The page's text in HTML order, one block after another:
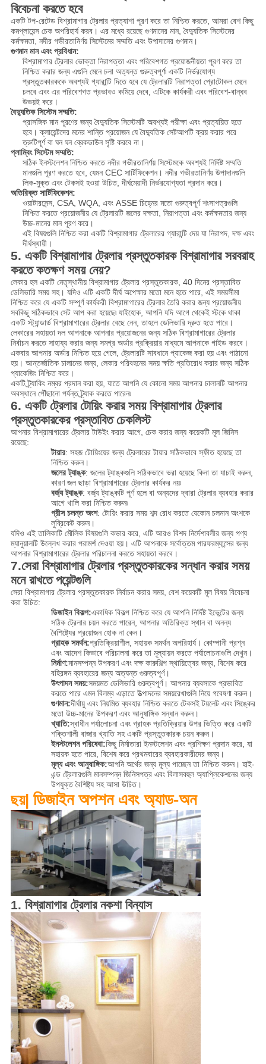
বিবেচনা করতে হবে
একটি টপ-রেটেড বিশ্রামাগার ট্রেলার প্রত্যাশা পূরণ করে তা নিশ্চিত করতে, আমরা বেশ কিছু
কমপ্লায়েন্স চেক অপরিহার্য করব। এর মধ্যে রয়েছে গুণমানের মান, বৈদ্যুতিক সিস্টেমের
কর্মক্ষমতা, নদীর গভীরতানির্ণয় সিস্টেমের সম্মতি এবং উপাদানের গুণমান।
গুণমান মান এবং প্রবিধান:
বিশ্রামাগার ট্রেলার ভোক্তা নিরাপত্তা এবং পরিবেশগত প্রয়োজনীয়তা পূরণ করে তা
নিশ্চিত করার জন্য এগুলি মেনে চলা অত্যন্ত গুরুত্বপূর্ণ৷ একটি নির্ভরযোগ্য
প্রস্তুতকারককে অবশ্যই গ্যারান্টি দিতে হবে যে ট্রেলারটি নিরাপত্তা প্রোটোকল মেনে
চলবে এবং এর পরিবেশগত প্রভাবও কমিয়ে দেবে, এটিকে কার্যকরী এবং পরিবেশ-বান্ধব
উভয়ই করে।
বৈদ্যুতিক সিস্টেম সম্মতি:
প্রাসঙ্গিক মান পূরণের জন্য বৈদ্যুতিক সিস্টেমটি অবশ্যই পরীক্ষা এবং প্রত্যয়িত হতে
হবে। ক্লায়েন্টদের মনের শান্তি প্রয়োজন যে বৈদ্যুতিক সেটআপটি ক্রয় করার পরে
ত্রুটিপূর্ণ বা ঘন ঘন ব্রেকডাউন সৃষ্টি করবে না।
প্লাম্বিং সিস্টেম সম্মতি:
সঠিক ইনস্টলেশন নিশ্চিত করতে নদীর গভীরতানির্ণয় সিস্টেমকে অবশ্যই নির্দিষ্ট সম্মতি
মানগুলি পূরণ করতে হবে, যেমন CEC সার্টিফিকেশন। নদীর গভীরতানির্ণয় উপাদানগুলি
লিক-মুক্ত এবং টেকসই হওয়া উচিত, দীর্ঘমেয়াদী নির্ভরযোগ্যতা প্রদান করে।
অতিরিক্ত সার্টিফিকেশন:
ওয়াটারসেন্স, CSA, WQA, এবং ASSE চিহ্নের মতো গুরুত্বপূর্ণ শংসাপত্রগুলি
নিশ্চিত করতে প্রয়োজনীয় যে ট্রেলারটি জলের দক্ষতা, নিরাপত্তা এবং কর্মক্ষমতার জন্য
উচ্চ-মানের মান পূরণ করে।
এই বিষয়গুলি নিশ্চিত করা একটি বিশ্রামাগার ট্রেলারের গ্যারান্টি দেয় যা নিরাপদ, দক্ষ এবং
দীর্ঘস্থায়ী।
5. একটি বিশ্রামাগার ট্রেলার প্রস্তুতকারক বিশ্রামাগার সরবরাহ
করতে কতক্ষণ সময় নেয়?
লেকার হল একটি নেতৃস্থানীয় বিশ্রামাগার ট্রেলার প্রস্তুতকারক, 40 দিনের প্রস্তাবিত
ডেলিভারি সময় সহ। যদিও এটি একটি দীর্ঘ অপেক্ষার মতো মনে হতে পারে, এই সময়সীমা
নিশ্চিত করে যে একটি সম্পূর্ণ কার্যকরী বিশ্রামাগারের ট্রেলার তৈরি করার জন্য প্রয়োজনীয়
সবকিছু সঠিকভাবে সেট আপ করা হয়েছে৷ যাইহোক, আপনি যদি আগে থেকেই স্টকে থাকা
একটি স্ট্যান্ডার্ড বিশ্রামাগারের ট্রেলার বেছে নেন, তাহলে ডেলিভারি দ্রুত হতে পারে।
লেকারের সহায়তা দল আপনাকে আপনার প্রয়োজনের জন্য সঠিক বিশ্রামাগারের ট্রেলার
নির্বাচন করতে সাহায্য করার জন্য সমগ্র অর্ডার প্রক্রিয়ার মাধ্যমে আপনাকে গাইড করবে।
একবার আপনার অর্ডার নিশ্চিত হয়ে গেলে, ট্রেলারটি সাবধানে প্যাকেজ করা হয় এবং পাঠানো
হয়। আন্তর্জাতিক চালানের জন্য, লেকার পরিবহনের সময় ক্ষতি প্রতিরোধ করার জন্য সঠিক
প্যাকেজিং নিশ্চিত করে।
একটি ট্র্যাকিং নম্বর প্রদান করা হয়, যাতে আপনি যে কোনো সময় আপনার চালানটি আপনার
অবস্থানে পৌঁছানো পর্যন্ত ট্র্যাক করতে পারেন৷
6. একটি ট্রেলার টোয়িং করার সময় বিশ্রামাগার ট্রেলার
প্রস্তুতকারকের প্রস্তাবিত চেকলিস্ট
আপনার বিশ্রামাগারের ট্রেলার টাউইং করার আগে, চেক করার জন্য কয়েকটি মূল জিনিস
রয়েছে:
টায়ার: সহজ টোয়িংয়ের জন্য ট্রেলারের টায়ার সঠিকভাবে স্ফীত হয়েছে তা
নিশ্চিত করুন।
জলের ট্যাঙ্ক: জলের ট্যাঙ্কগুলি সঠিকভাবে ভরা হয়েছে কিনা তা যাচাই করুন,
কারণ জল ছাড়া বিশ্রামাগারের ট্রেলার কার্যকর নয়৷
বর্জ্য ট্যাঙ্ক: বর্জ্য ট্যাঙ্কটি পূর্ণ হলে বা অন্যদের দ্বারা ট্রেলার ব্যবহার করার
আগে খালি করা নিশ্চিত করুন৷
গ্রীস চলন্ত অংশ: টোয়িং করার সময় শব্দ রোধ করতে যেকোন চলমান অংশকে
লুব্রিকেট করুন।
যদিও এই তালিকাটি মৌলিক বিষয়গুলি কভার করে, এটি আরও বিশদ নির্দেশাবলীর জন্য পণ্য
ম্যানুয়ালটি উল্লেখ করার পরামর্শ দেওয়া হয়। এটি আপনাকে সর্বোত্তম পারফরম্যান্সের জন্য
আপনার বিশ্রামাগারের ট্রেলার পরিচালনা করতে সহায়তা করবে।
7.সেরা বিশ্রামাগার ট্রেলার প্রস্তুতকারকের সন্ধান করার সময়
মনে রাখতে পয়েন্টগুলি
সেরা বিশ্রামাগার ট্রেলার প্রস্তুতকারক নির্বাচন করার সময়, বেশ কয়েকটি মূল বিষয় বিবেচনা
করা উচিত:
ডিজাইন বিকল্প:একাধিক বিকল্প নিশ্চিত করে যে আপনি নির্দিষ্ট ইভেন্টের জন্য
সঠিক ট্রেলার চয়ন করতে পারেন, আপনার অতিরিক্ত স্থান বা অনন্য
বৈশিষ্ট্যের প্রয়োজন হোক না কেন।
গ্রাহক সমর্থন:প্রতিক্রিয়াশীল, সহায়ক সমর্থন অপরিহার্য। কোম্পানী প্রশ্ন
এবং আদেশ কিভাবে পরিচালনা করে তা মূল্যায়ন করতে পর্যালোচনাগুলি দেখুন।
নির্মাণ:মানসম্পন্ন উপকরণ এবং দক্ষ কারুশিল্প স্থায়িত্বের জন্য, বিশেষ করে
বহিরঙ্গন ব্যবহারের জন্য অত্যন্ত গুরুত্বপূর্ণ।
উৎপাদন সময়:সময়মত ডেলিভারি গুরুত্বপূর্ণ। আপনার ব্যবসাকে প্রভাবিত
করতে পারে এমন বিলম্ব এড়াতে উত্পাদনের সময়রেখাগুলি নিয়ে গবেষণা করুন।
গুণমান:দীর্ঘায়ু এবং নিয়মিত ব্যবহার নিশ্চিত করতে টেকসই টয়লেট এবং সিঙ্কের
মতো উচ্চ-মানের উপকরণ এবং আনুষাঙ্গিক সন্ধান করুন।
খ্যাতি:স্বাধীন পর্যালোচনা এবং গ্রাহক প্রতিক্রিয়ার উপর ভিত্তি করে একটি
শক্তিশালী বাজার খ্যাতি সহ একটি প্রস্তুতকারক চয়ন করুন।
ইনস্টলেশন পরিষেবা:কিছু নির্মাতারা ইনস্টলেশন এবং প্রশিক্ষণ প্রদান করে, যা
সহায়ক হতে পারে, বিশেষ করে প্রথমবারের ব্যবহারকারীদের জন্য।
মূল্য এবং আনুষাঙ্গিক:আপনি অর্থের জন্য মূল্য পাচ্ছেন তা নিশ্চিত করুন। হাই-
এন্ড ট্রেলারগুলি মানসম্পন্ন জিনিসপত্র এবং বিলাসবহুল অ্যাপ্লিকেশনের জন্য
উপযুক্ত বৈশিষ্ট্য সহ আসা উচিত।
ছয়| ডিজাইন অপশন এবং অ্যাড-অন
1. বিশ্রামাগার ট্রেলার নকশা বিন্যাস